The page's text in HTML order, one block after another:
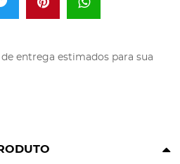
entrega estimados para sua